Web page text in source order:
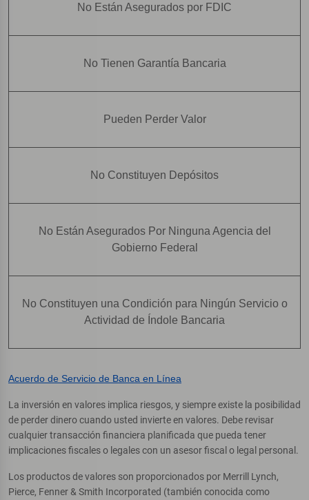
No Están Asegurados por FDIC
No Tienen Garantía Bancaria
Pueden Perder Valor
No Constituyen Depósitos
No Están Asegurados Por Ninguna Agencia del
Gobierno Federal
No Constituyen una Condición para Ningún Servicio o
Actividad de Índole Bancaria
Acuerdo de Servicio de Banca en Línea
La inversión en valores implica riesgos, y siempre existe la posibilidad
de perder dinero cuando usted invierte en valores. Debe revisar
cualquier transacción financiera planificada que pueda tener
implicaciones fiscales o legales con un asesor fiscal o legal personal.
Los productos de valores son proporcionados por Merrill Lynch,
Pierce, Fenner & Smith Incorporated (también conocida como